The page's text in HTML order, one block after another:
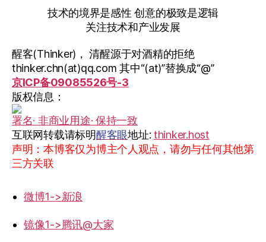
技术的境界是感性 创意的极致是逻辑
关注技术和产业发展
醒客(Thinker)， 清醒源于对酒精的拒绝
thinker.chn(at)qq.com 其中“(at)”替换成“@”
京ICP备09085526号-3
版权信息：
署名· 非商业用途· 保持一致
互联网转载请标明醒客眼地址: thinker.host
声明：本博客仅为博主个人观点，请勿与任何其他第
三方关联
微博1->新浪
镜像1->腾讯@大家